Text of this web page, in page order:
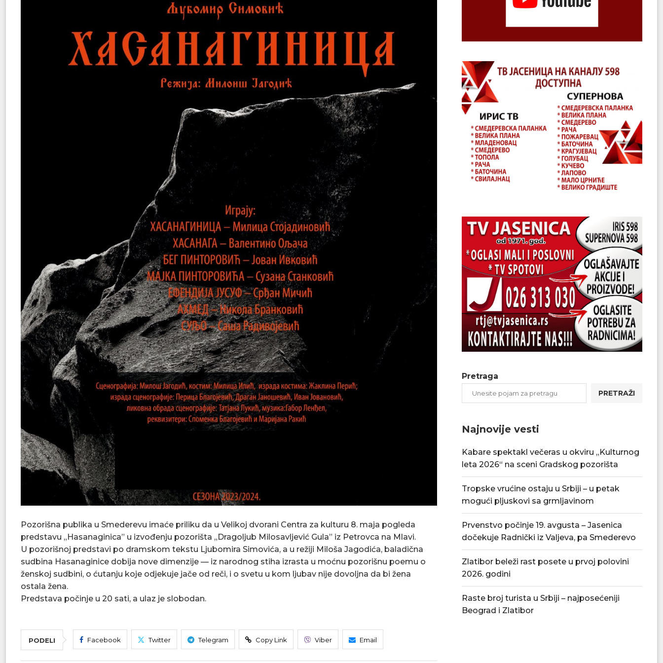
Pozorišna publika u Smederevu imaće priliku da u Velikoj dvorani Centra za kulturu 8. maja pogleda
predstavu „Hasanaginica” u izvođenju pozorišta „Dragoljub Milosavljević Gula” iz Petrovca na Mlavi.
U pozorišnoj predstavi po dramskom tekstu Ljubomira Simovića, a u režiji Miloša Jagodića, baladična
sudbina Hasanaginice dobija nove dimenzije — iz narodnog stiha izrasta u moćnu pozorišnu poemu o
ženskoj sudbini, o ćutanju koje odjekuje jače od reči, i o svetu u kom ljubav nije dovoljna da bi žena
ostala žena.
Predstava počinje u 20 sati, a ulaz je slobodan.
PODELI Facebook Twitter Telegram Copy Link Viber Email
Pretraga
PRETRAŽI
Najnovije vesti
Kabare spektakl večeras u okviru „Kulturnog
leta 2026“ na sceni Gradskog pozorišta
Tropske vrućine ostaju u Srbiji – u petak
mogući pljuskovi sa grmljavinom
Prvenstvo počinje 19. avgusta – Jasenica
dočekuje Radnički iz Valjeva, pa Smederevo
Zlatibor beleži rast posete u prvoj polovini
2026. godini
Raste broj turista u Srbiji – najposećeniji
Beograd i Zlatibor